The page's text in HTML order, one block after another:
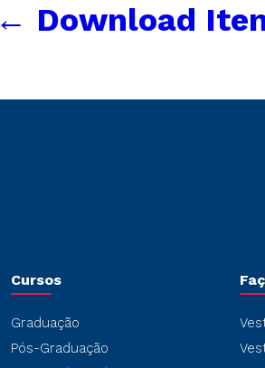
← Download
Cursos
Graduação
Pós-Graduação